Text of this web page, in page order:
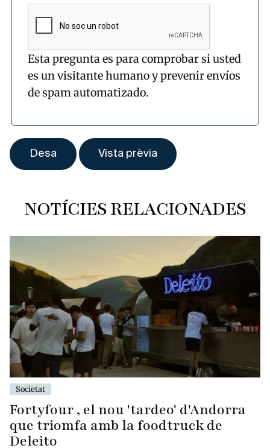
Esta pregunta es para comprobar si usted
es un visitante humano y prevenir envíos
de spam automatizado.
NOTÍCIES RELACIONADES
Societat
Fortyfour , el nou 'tardeo' d'Andorra
que triomfa amb la foodtruck de
Deleito